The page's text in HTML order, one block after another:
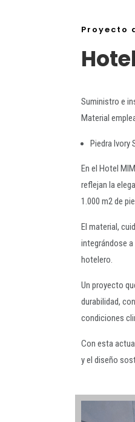
Proyecto
Suministro e
Material
Piedra Ivory
En el Hotel
reflejan la
1.000 m2 de
El material,
integrándose
hotelero.
Un proyecto
durabilidad,
condiciones
Con esta
y el diseño